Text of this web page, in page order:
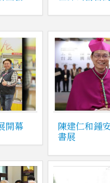
開幕
陳建仁和鍾
書展